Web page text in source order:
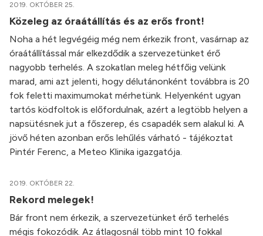
2019. OKTÓBER 25.
Közeleg az óraátállítás és az erős front!
Noha a hét legvégéig még nem érkezik front, vasárnap az
óraátállítással már elkezdődik a szervezetünket érő
nagyobb terhelés. A szokatlan meleg hétfőig velünk
marad, ami azt jelenti, hogy délutánonként továbbra is 20
fok feletti maximumokat mérhetünk. Helyenként ugyan
tartós ködfoltok is előfordulnak, azért a legtöbb helyen a
napsütésnek jut a főszerep, és csapadék sem alakul ki. A
jövő héten azonban erős lehűlés várható - tájékoztat
Pintér Ferenc, a Meteo Klinika igazgatója.
2019. OKTÓBER 22.
Rekord melegek!
Bár front nem érkezik, a szervezetünket érő terhelés
mégis fokozódik. Az átlagosnál több mint 10 fokkal